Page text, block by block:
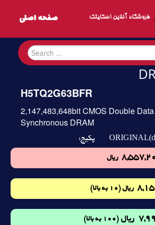
فروشگاه آنلاین اسکایتک
H5TQ2G63BFR
2,147,483,648bit CMOS Double
Synchronous DRAM
پکیج:
ریال
ریال (10 به بالا)
ریال (100 به بالا)